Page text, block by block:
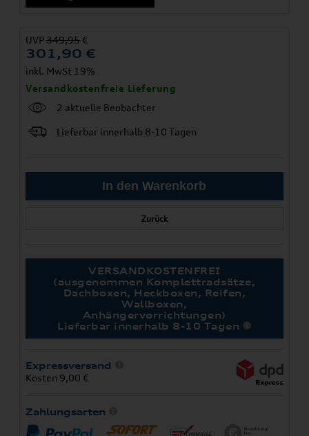
UVP349,95 €
301,90 €
inkl. MwSt 19%
Versandkostenfreie Lieferung
2 aktuelle Beobachter
Lieferbar innerhalb 8-10 Tagen
Zurück
VERSANDKOSTENFREI
(ausgenommen Komplettradsätze,
Dachboxen, Heckboxen, Reifen,
Wallboxen,
Anhängervorrichtungen)
Lieferbar innerhalb 8-10 Tagen
Expressversand
Kosten 9,00 €
Zahlungsarten